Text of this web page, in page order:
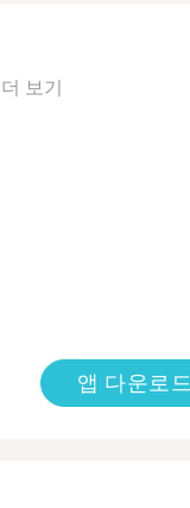
더 보기
앱 다운로드